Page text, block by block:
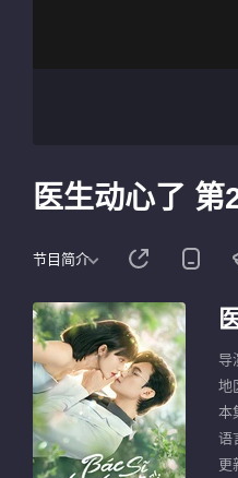
医生动心了 第
节目简介
导
地
本
语
更